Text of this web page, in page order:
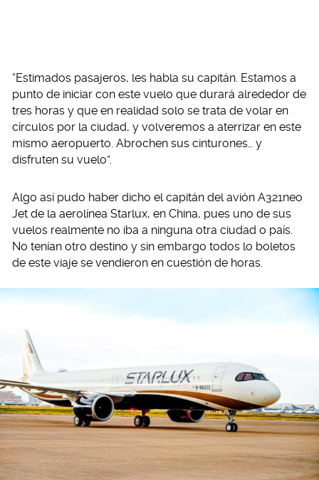
“Estimados pasajeros, les habla su capitán. Estamos a
punto de iniciar con este vuelo que durará alrededor de
tres horas y que en realidad solo se trata de volar en
círculos por la ciudad, y volveremos a aterrizar en este
mismo aeropuerto. Abrochen sus cinturones… y
disfruten su vuelo”.
Algo así pudo haber dicho el capitán del avión A321neo
Jet de la aerolínea Starlux, en China, pues uno de sus
vuelos realmente no iba a ninguna otra ciudad o país.
No tenían otro destino y sin embargo todos lo boletos
de este viaje se vendieron en cuestión de horas.